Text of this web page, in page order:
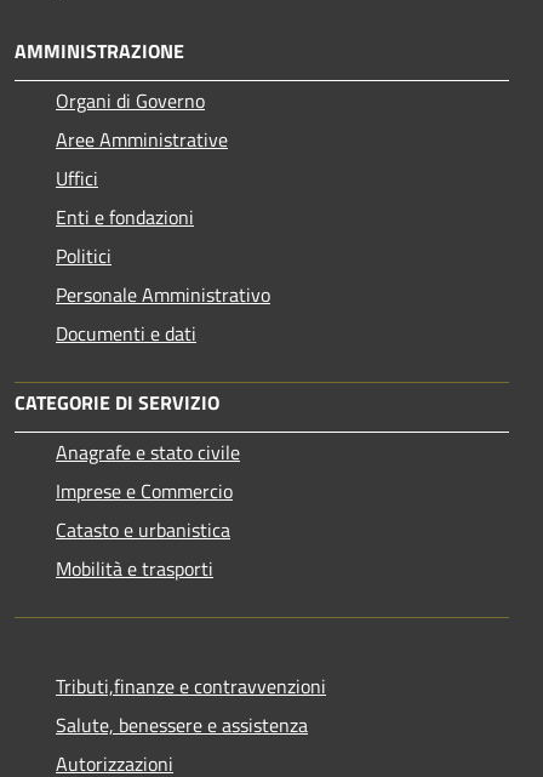
AMMINISTRAZIONE
Organi di Governo
Aree Amministrative
Uffici
Enti e fondazioni
Politici
Personale Amministrativo
Documenti e dati
CATEGORIE DI SERVIZIO
Anagrafe e stato civile
Imprese e Commercio
Catasto e urbanistica
Mobilità e trasporti
Tributi,finanze e contravvenzioni
Salute, benessere e assistenza
Autorizzazioni